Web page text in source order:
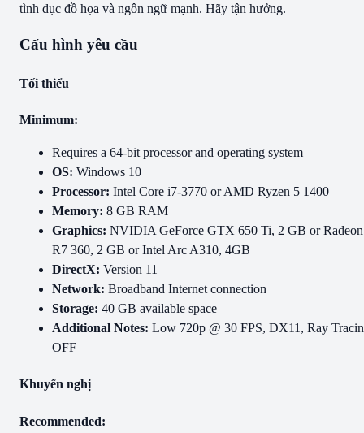
tình dục đồ họa và ngôn ngữ mạnh. Hãy tận hưởng.
Cấu hình yêu cầu
Tối thiểu
Minimum:
Requires a 64-bit processor and operating system
OS: Windows 10
Processor: Intel Core i7-3770 or AMD Ryzen 5 1400
Memory: 8 GB RAM
Graphics: NVIDIA GeForce GTX 650 Ti, 2 GB or Radeon
R7 360, 2 GB or Intel Arc A310, 4GB
DirectX: Version 11
Network: Broadband Internet connection
Storage: 40 GB available space
Additional Notes: Low 720p @ 30 FPS, DX11, Ray
OFF
Khuyến nghị
Recommended: